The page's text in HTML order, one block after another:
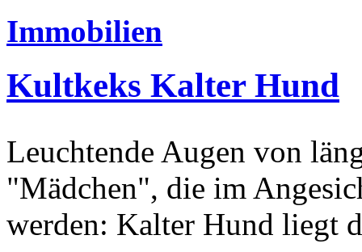
Immobilien
Kultkeks Kalter Hund
Leuchtende Augen von
"Mädchen", die im
werden: Kalter Hund liegt